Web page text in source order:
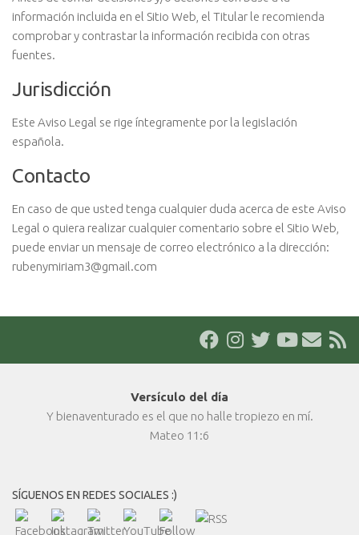
información incluida en el Sitio Web, el Titular le recomienda
comprobar y contrastar la información recibida con otras
fuentes.
Jurisdicción
Este Aviso Legal se rige íntegramente por la legislación
española.
Contacto
En caso de que usted tenga cualquier duda acerca de este Aviso
Legal o quiera realizar cualquier comentario sobre el Sitio Web,
puede enviar un mensaje de correo electrónico a la dirección:
rubenymiriam3@gmail.com
Versículo del día
Y bienaventurado es el que no halle tropiezo en mí.
Mateo 11:6
SÍGUENOS EN REDES SOCIALES :)